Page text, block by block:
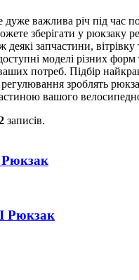
дуже важлива річ під час
зберігати у рюкзаку
деякі запчастини,
моделі різних форм
потреб. Підбір
регулювання зроблять
вашого
записів.
Рюкзак